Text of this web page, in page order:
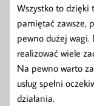
Wszystko to
pamiętać zawsze,
pewno dużej wagi.
realizować wiele
Na pewno warto
usług spełni
działania.